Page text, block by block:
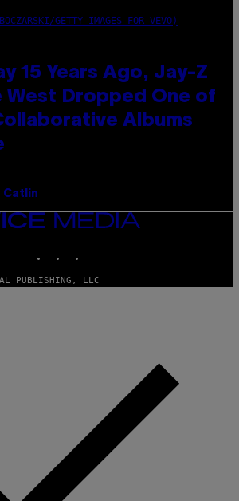
GETTY IMAGES FOR VEVO)
15 Years Ago, Jay-Z
West Dropped One of
Albums
Catlin
PUBLISHING, LLC